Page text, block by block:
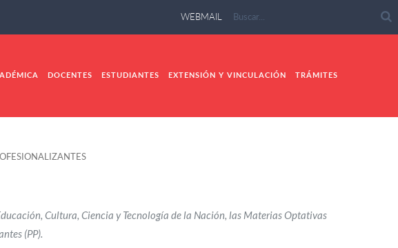
WEBMAIL
DOCENTES ESTUDIANTES EXTENSIÓN Y VINCULACIÓN TRÁMITES
Cultura, Ciencia y Tecnología de la Nación, las Materias Optativas
(PP).